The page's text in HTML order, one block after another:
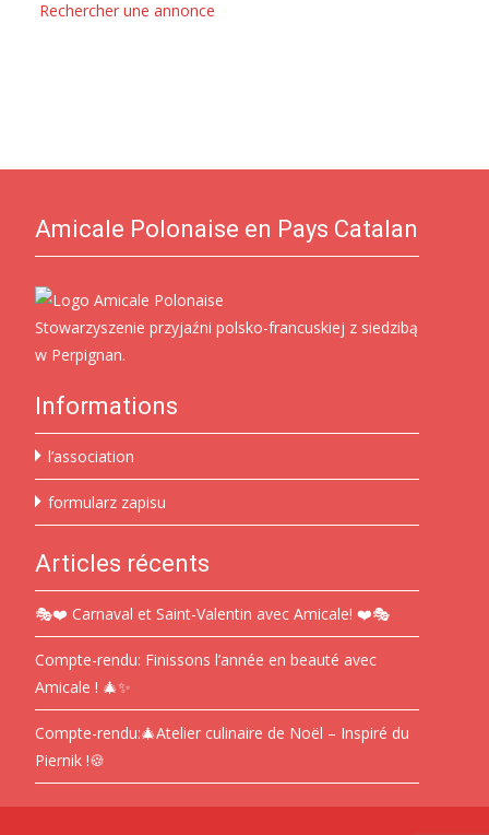
Rechercher une annonce
Amicale Polonaise en Pays Catalan
Stowarzyszenie przyjaźni polsko-francuskiej z siedzibą
w Perpignan.
Informations
l’association
formularz zapisu
Articles récents
🎭❤️ Carnaval et Saint-Valentin avec Amicale! ❤️🎭
Compte-rendu: Finissons l’année en beauté avec
Amicale ! 🎄✨
Compte-rendu:🎄Atelier culinaire de Noël – Inspiré du
Piernik !🍪